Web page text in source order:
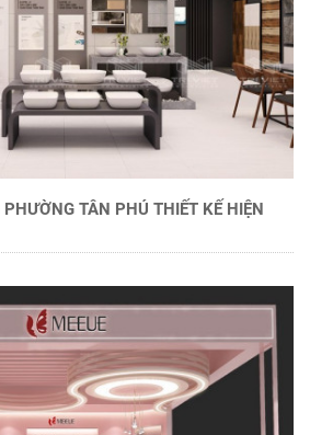
TÂN PHÚ THIẾT KẾ HIỆN